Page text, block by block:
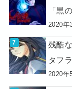
「黒
2020年
残酷
タフ
2020年